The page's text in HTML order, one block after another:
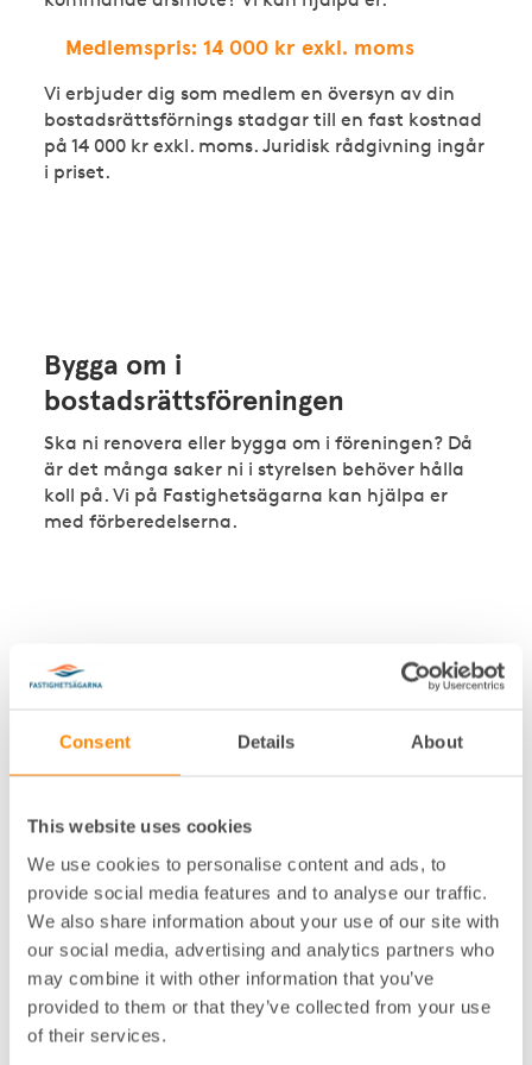
Consent Details About
This website uses cookies
We use cookies to personalise content and ads, to
provide social media features and to analyse our traffic.
We also share information about your use of our site with
our social media, advertising and analytics partners who
may combine it with other information that you’ve
provided to them or that they’ve collected from your use
of their services.
Medlemspris: 14 000 kr exkl. moms
Vi erbjuder dig som medlem en översyn av din
bostadsrättsförnings stadgar till en fast kostnad
på 14 000 kr exkl. moms. Juridisk rådgivning ingår
i priset.
Bygga om i
bostadsrättsföreningen
Ska ni renovera eller bygga om i föreningen? Då
är det många saker ni i styrelsen behöver hålla
koll på. Vi på Fastighetsägarna kan hjälpa er
med förberedelserna.